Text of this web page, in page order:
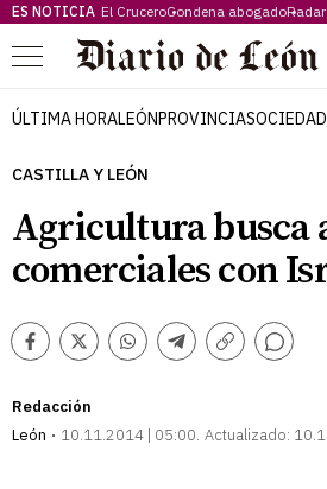
ES NOTICIA El CruceroCondena abogado
Menú
ÚLTIMA HORALEÓNPROVINCIASOCIEDAD
CASTILLA Y LEÓN
Agricultura busca
comerciales con
Facebook
TwitterWhatsappTelegram
Copiar
Comentarios
Redacción
León
10.11.2014 | 05:00 Actualizado: